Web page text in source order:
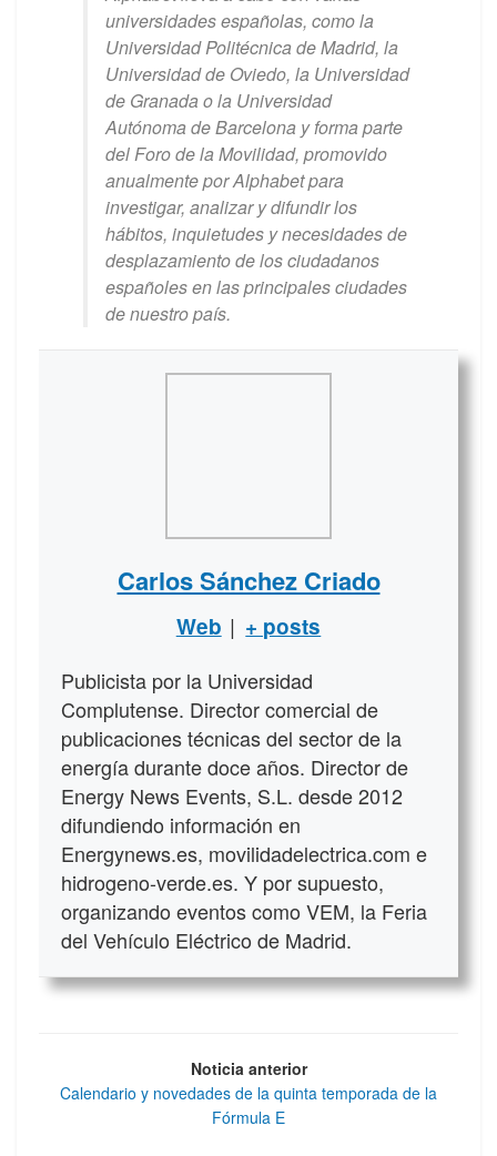
universidades españolas, como la
Universidad Politécnica de Madrid, la
Universidad de Oviedo, la Universidad
de Granada o la Universidad
Autónoma de Barcelona y forma parte
del Foro de la Movilidad, promovido
anualmente por Alphabet para
investigar, analizar y difundir los
hábitos, inquietudes y necesidades de
desplazamiento de los ciudadanos
españoles en las principales ciudades
de nuestro país.
Carlos Sánchez Criado
Web | + posts
Publicista por la Universidad
Complutense. Director comercial de
publicaciones técnicas del sector de la
energía durante doce años. Director de
Energy News Events, S.L. desde 2012
difundiendo información en
Energynews.es, movilidadelectrica.com e
hidrogeno-verde.es. Y por supuesto,
organizando eventos como VEM, la Feria
del Vehículo Eléctrico de Madrid.
Noticia anterior
Calendario y novedades de la quinta temporada de la
Fórmula E